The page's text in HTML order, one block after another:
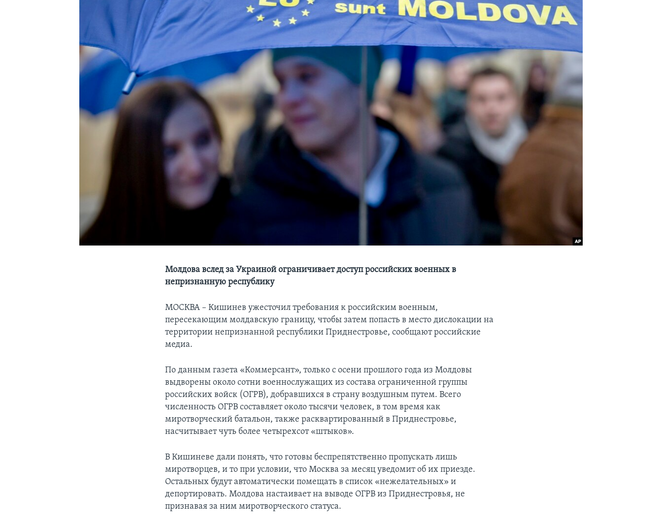
Молдова вслед за Украиной ограничивает доступ российских военных в
непризнанную республику
МОСКВА – Кишинев ужесточил требования к российским военным,
пересекающим молдавскую границу, чтобы затем попасть в место дислокации на
территории непризнанной республики Приднестровье, сообщают российские
медиа.
По данным газета «Коммерсант», только с осени прошлого года из Молдовы
выдворены около сотни военнослужащих из состава ограниченной группы
российских войск (ОГРВ), добравшихся в страну воздушным путем. Всего
численность ОГРВ составляет около тысячи человек, в том время как
миротворческий батальон, также расквартированный в Приднестровье,
насчитывает чуть более четырехсот «штыков».
В Кишиневе дали понять, что готовы беспрепятственно пропускать лишь
миротворцев, и то при условии, что Москва за месяц уведомит об их приезде.
Остальных будут автоматически помещать в список «нежелательных» и
депортировать. Молдова настаивает на выводе ОГРВ из Приднестровья, не
признавая за ним миротворческого статуса.